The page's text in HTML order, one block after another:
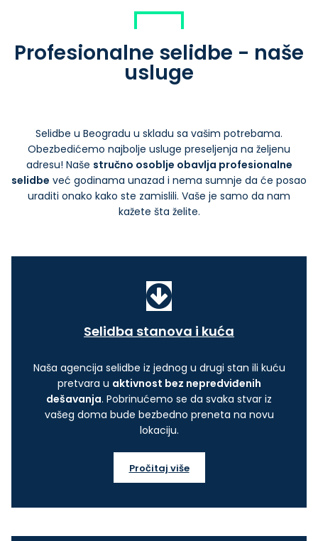
Profesionalne selidbe - naše
usluge
Selidbe u Beogradu u skladu sa vašim potrebama.
Obezbedićemo najbolje usluge preseljenja na željenu
adresu! Naše stručno osoblje obavlja profesionalne
selidbe već godinama unazad i nema sumnje da će posao
uraditi onako kako ste zamislili. Vaše je samo da nam
kažete šta želite.
Selidba stanova i kuća
Naša agencija selidbe iz jednog u drugi stan ili kuću
pretvara u aktivnost bez nepredviđenih
dešavanja. Pobrinućemo se da svaka stvar iz
vašeg doma bude bezbedno preneta na novu
lokaciju.
Pročitaj više